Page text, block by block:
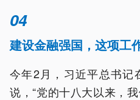
04
建设金融强国，这项工
今年2月，习近平总书记
说，“党的十八大以来，